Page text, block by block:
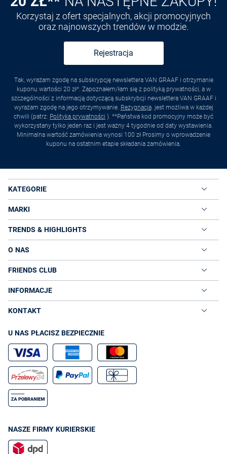
Korzystaj z ofert specjalnych, akcji promocyjnych
oraz najnowszych trendów w modzie.
Rejestracja
Tak, wyrażam zgodę na subskrypcję newslettera VAN GRAAF i otrzymanie
kuponu wartości 20 zł*. Zapoznałem/łam się z polityką prywatności, a w
szczególności z informacją dotyczącą subskrybcji newslettera VAN GRAAF i
wyrażam zgodę na jego otrzymywanie. Rezygnacja. jest możliwa w każdej
chwili (patrz: Polityka prywatności ). **Państwa kod promocyjny może być
wykorzystany tylko jeden raz i jest ważny 4 tygodnie od daty wystawienia.
Minimalna wartość zamówienia wynosi 100 zł Prosimy o wprowadzenie
kuponu na ostatnim etapie składania zamówienia.
KATEGORIE
MARKI
TRENDS & HIGHLIGHTS
O NAS
FRIENDS CLUB
INFORMACJE
KONTAKT
U NAS PŁACISZ BEZPIECZNIE
NASZE FIRMY KURIERSKIE